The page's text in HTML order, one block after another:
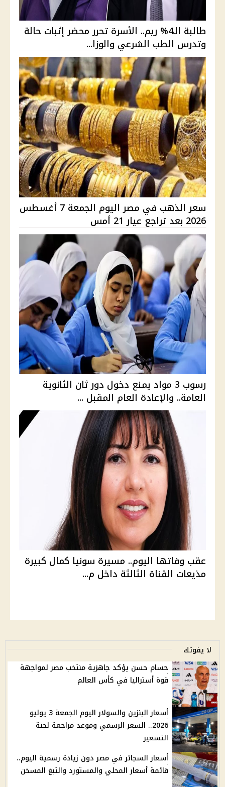
طالبة الـ4% ريم.. الأسرة تحرر محضر إثبات حالة
وتدرس الطب الشرعي والوزا...
سعر الذهب في مصر اليوم الجمعة 7 أغسطس
2026 بعد تراجع عيار 21 أمس
رسوب 3 مواد يمنع دخول دور ثان الثانوية
العامة.. والإعادة العام المقبل ...
عقب وفاتها اليوم.. مسيرة سونيا كمال كبيرة
مذيعات القناة الثالثة داخل م...
لا يفوتك
حسام حسن يؤكد جاهزية منتخب مصر لمواجهة
قوة أستراليا في كأس العالم
أسعار البنزين والسولار اليوم الجمعة 3 يوليو
2026.. السعر الرسمي وموعد مراجعة لجنة
التسعير
أسعار السجائر في مصر دون زيادة رسمية اليوم..
قائمة أسعار المحلي والمستورد والتبغ المسخن